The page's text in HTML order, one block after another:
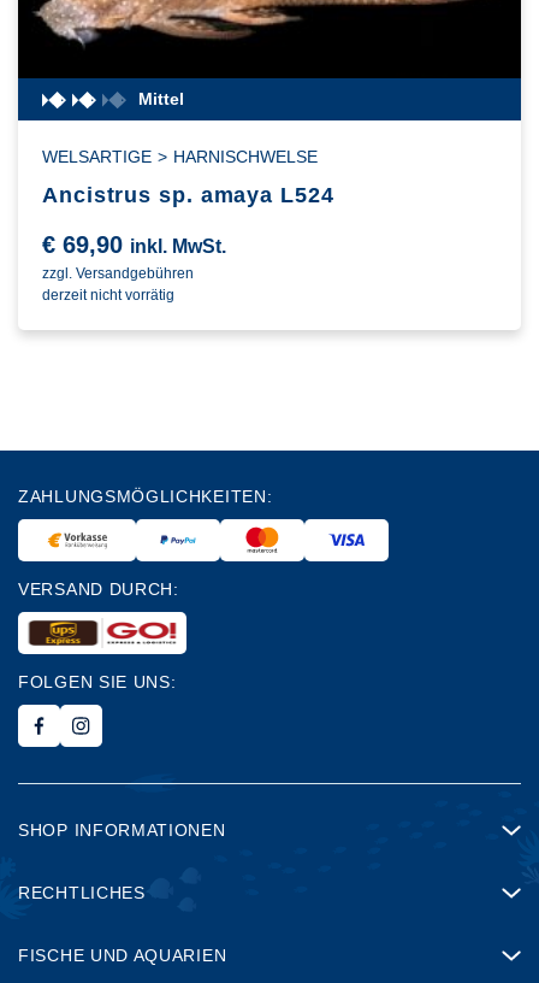
Mittel
WELSARTIGE > HARNISCHWELSE
Ancistrus sp. amaya L524
€ 69,90 inkl. MwSt.
zzgl. Versandgebühren
derzeit nicht vorrätig
ZAHLUNGSMÖGLICHKEITEN:
VERSAND DURCH:
FOLGEN SIE UNS:
SHOP INFORMATIONEN
RECHTLICHES
FISCHE UND AQUARIEN